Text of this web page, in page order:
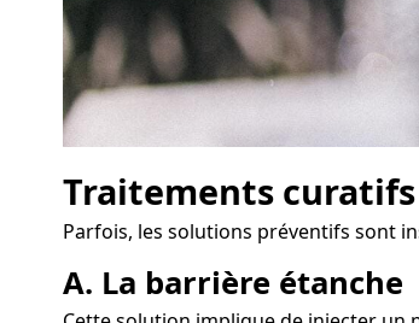
Traitements
Parfois, les solutions préventifs sont
A. La barrière étanche